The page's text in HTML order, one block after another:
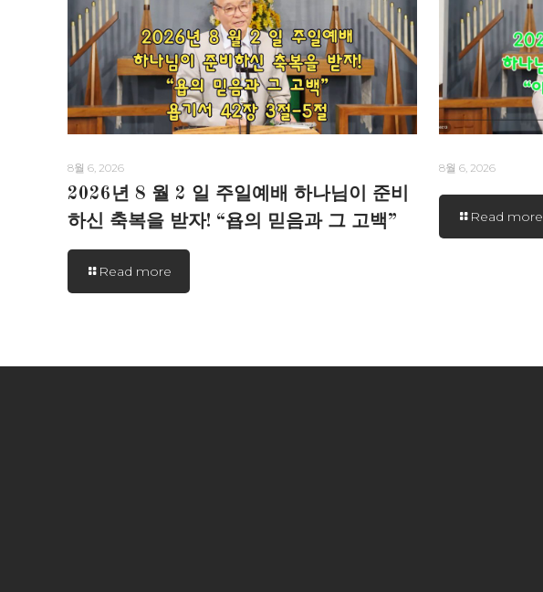
8월 6, 2026
2026년 8 월 2 일 주일예배 하나님이 준비
하신 축복을 받자! “욥의 믿음과 그 고백”
Read more
8월 6, 2026
Read more